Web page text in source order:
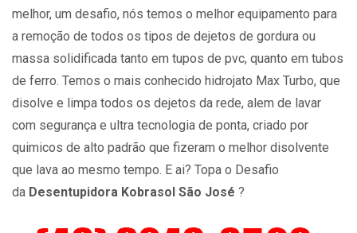
melhor, um desafio, nós temos o melhor equipamento para
a remoção de todos os tipos de dejetos de gordura ou
massa solidificada tanto em tupos de pvc, quanto em tubos
de ferro. Temos o mais conhecido hidrojato Max Turbo, que
disolve e limpa todos os dejetos da rede, alem de lavar
com segurança e ultra tecnologia de ponta, criado por
quimicos de alto padrão que fizeram o melhor disolvente
que lava ao mesmo tempo. E ai? Topa o Desafio
da Desentupidora Kobrasol São José ?